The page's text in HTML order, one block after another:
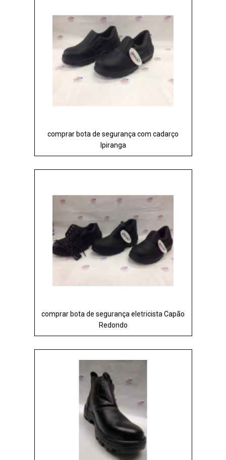
comprar bota de segurança com cadarço
Ipiranga
comprar bota de segurança eletricista Capão
Redondo